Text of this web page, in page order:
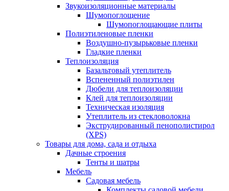
Звукоизоляционные материалы
Шумопоглощение
Шумопоглощающие плиты
Полиэтиленовые пленки
Воздушно-пузырьковые пленки
Гладкие пленки
Теплоизоляция
Базальтовый утеплитель
Вспененный полиэтилен
Дюбели для теплоизоляции
Клей для теплоизоляции
Техническая изоляция
Утеплитель из стекловолокна
Экструдированный пенополистирол
(XPS)
Товары для дома, сада и отдыха
Дачные строения
Тенты и шатры
Мебель
Садовая мебель